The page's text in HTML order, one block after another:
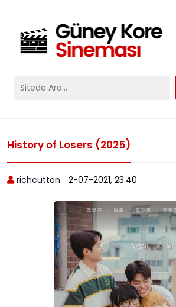
History of Losers (2025)
richcutton 2-07-2021, 23:40